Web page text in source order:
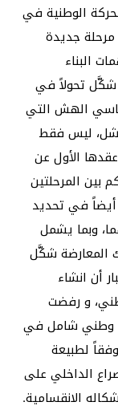
الوطنية في
جديدة
البناء
شكَّل تحولاً في
الهش التي
ليس فقط
الأول عن
بين المرحلتين
أيضاً في تحديد
وبما يشمل
المعارضة شكَّل
أن انشاء
و رفضت
وطني شامل في
لطبيعة
الداخلي على
الانقسامية.